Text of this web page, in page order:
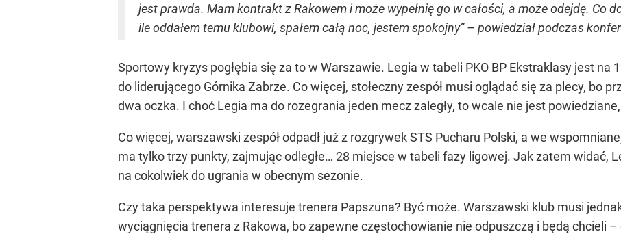
jest prawda. Mam kontrakt z Rakowem i może wypełnię go w całości, a może odejdę. Co
ile oddałem temu klubowi, spałem całą noc, jestem spokojny” – powiedział podczas
Sportowy kryzys pogłębia się za to w Warszawie. Legia w tabeli PKO BP Ekstraklasy jest
do liderującego Górnika Zabrze. Co więcej, stołeczny zespół musi oglądać się za plecy, bo
dwa oczka. I choć Legia ma do rozegrania jeden mecz zaległy, to wcale nie jest
Co więcej, warszawski zespół odpadł już z rozgrywek STS Pucharu Polski, a we
ma tylko trzy punkty, zajmując odległe… 28 miejsce w tabeli fazy ligowej. Jak zatem widać,
na cokolwiek do ugrania w obecnym sezonie.
Czy taka perspektywa interesuje trenera Papszuna? Być może. Warszawski klub musi
wyciągnięcia trenera z Rakowa, bo zapewne częstochowianie nie odpuszczą i będą chcieli